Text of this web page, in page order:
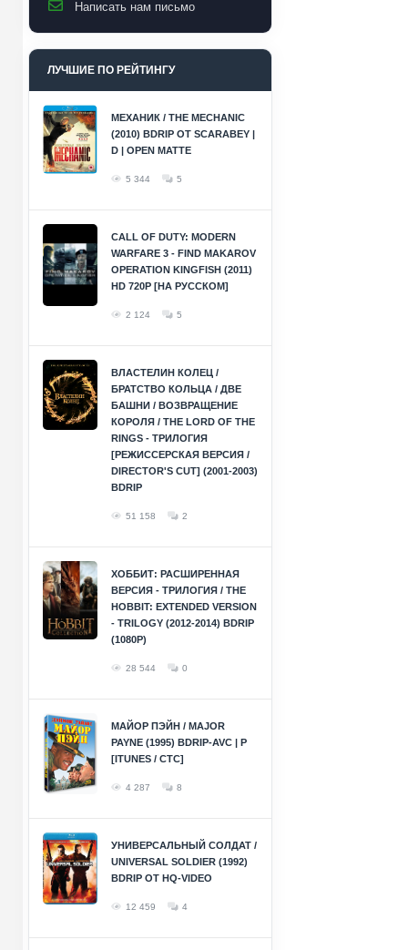
Написать нам письмо
ЛУЧШИЕ ПО РЕЙТИНГУ
МЕХАНИК / THE MECHANIC
(2010) BDRIP ОТ SCARABEY |
D | OPEN MATTE
5 344 5
CALL OF DUTY: MODERN
WARFARE 3 - FIND MAKAROV
OPERATION KINGFISH (2011)
HD 720P [НА РУССКОМ]
2 124 5
ВЛАСТЕЛИН КОЛЕЦ /
БРАТСТВО КОЛЬЦА / ДВЕ
БАШНИ / ВОЗВРАЩЕНИЕ
КОРОЛЯ / THE LORD OF THE
RINGS - ТРИЛОГИЯ
[РЕЖИССЕРСКАЯ ВЕРСИЯ /
DIRECTOR'S CUT] (2001-2003)
BDRIP
51 158 2
ХОББИТ: РАСШИРЕННАЯ
ВЕРСИЯ - ТРИЛОГИЯ / THE
HOBBIT: EXTENDED VERSION
- TRILOGY (2012-2014) BDRIP
(1080P)
28 544 0
МАЙОР ПЭЙН / MAJOR
PAYNE (1995) BDRIP-AVC | P
[ITUNES / СТС]
4 287 8
УНИВЕРСАЛЬНЫЙ СОЛДАТ /
UNIVERSAL SOLDIER (1992)
BDRIP ОТ HQ-VIDEO
12 459 4